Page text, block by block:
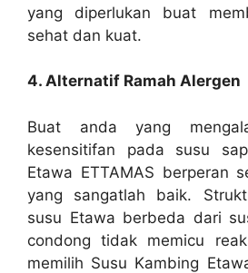
yang diperlukan buat
sehat dan kuat.
4. Alternatif Ramah Alergen
Buat anda yang
kesensitifan pada susu
Etawa ETTAMAS berperan
yang sangatlah baik.
susu Etawa berbeda dari
condong tidak memicu
memilih Susu Kambing